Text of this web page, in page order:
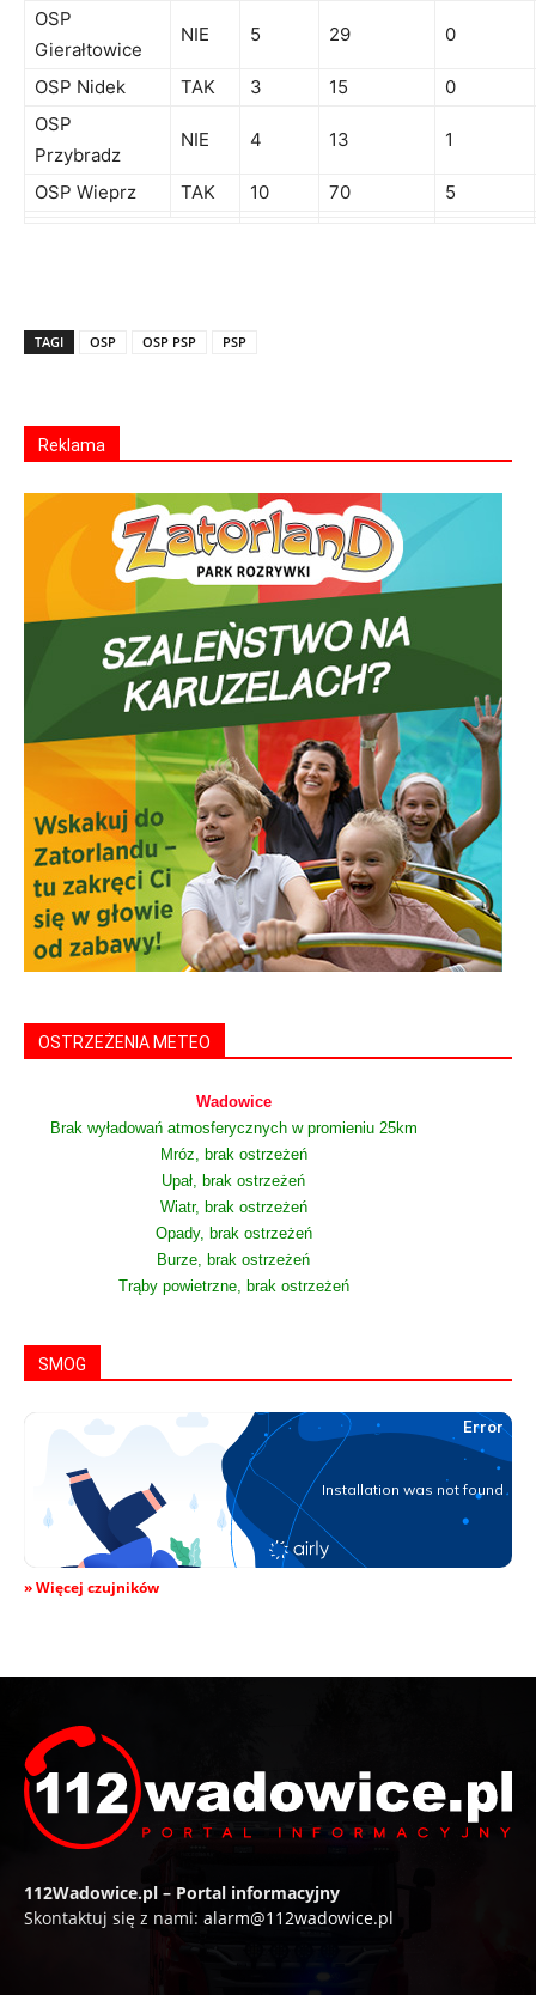
OSP
Gierałtowice
NIE 5 29 0
OSP Nidek TAK 3 15
0
OSP
Przybradz
NIE 4 13 1
OSP Wieprz TAK 10 70 5
TAGI OSP OSP PSP PSP
Reklama
OSTRZEŻENIA METEO
Wadowice
Brak wyładowań atmosferycznych w promieniu 25km
Mróz, brak ostrzeżeń
Upał, brak ostrzeżeń
Wiatr, brak ostrzeżeń
Opady, brak ostrzeżeń
Burze, brak ostrzeżeń
Trąby powietrzne, brak ostrzeżeń
SMOG
» Więcej czujników
112Wadowice.pl – Portal informacyjny
Skontaktuj się z nami: alarm@112wadowice.pl